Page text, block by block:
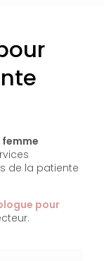
de la patiente
pour